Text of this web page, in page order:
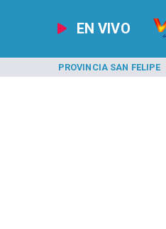
EN VIVO
PROVINCIA SAN FELIPE